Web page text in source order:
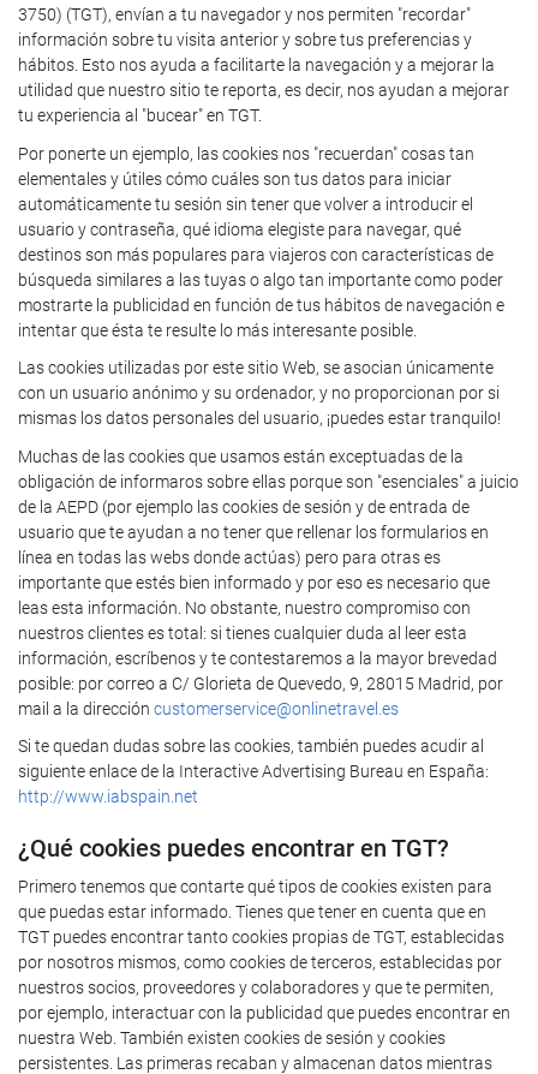
3750) (TGT), envían a tu navegador y nos permiten "recordar"
información sobre tu visita anterior y sobre tus preferencias y
hábitos. Esto nos ayuda a facilitarte la navegación y a mejorar la
utilidad que nuestro sitio te reporta, es decir, nos ayudan a mejorar
tu experiencia al "bucear" en TGT.
Por ponerte un ejemplo, las cookies nos "recuerdan" cosas tan
elementales y útiles cómo cuáles son tus datos para iniciar
automáticamente tu sesión sin tener que volver a introducir el
usuario y contraseña, qué idioma elegiste para navegar, qué
destinos son más populares para viajeros con características de
búsqueda similares a las tuyas o algo tan importante como poder
mostrarte la publicidad en función de tus hábitos de navegación e
intentar que ésta te resulte lo más interesante posible.
Las cookies utilizadas por este sitio Web, se asocian únicamente
con un usuario anónimo y su ordenador, y no proporcionan por si
mismas los datos personales del usuario, ¡puedes estar tranquilo!
Muchas de las cookies que usamos están exceptuadas de la
obligación de informaros sobre ellas porque son "esenciales" a juicio
de la AEPD (por ejemplo las cookies de sesión y de entrada de
usuario que te ayudan a no tener que rellenar los formularios en
línea en todas las webs donde actúas) pero para otras es
importante que estés bien informado y por eso es necesario que
leas esta información. No obstante, nuestro compromiso con
nuestros clientes es total: si tienes cualquier duda al leer esta
información, escríbenos y te contestaremos a la mayor brevedad
posible: por correo a C/ Glorieta de Quevedo, 9, 28015 Madrid, por
mail a la dirección customerservice@onlinetravel.es
Si te quedan dudas sobre las cookies, también puedes acudir al
siguiente enlace de la Interactive Advertising Bureau en España:
http://www.iabspain.net
¿Qué cookies puedes encontrar en TGT?
Primero tenemos que contarte qué tipos de cookies existen para
que puedas estar informado. Tienes que tener en cuenta que en
TGT puedes encontrar tanto cookies propias de TGT, establecidas
por nosotros mismos, como cookies de terceros, establecidas por
nuestros socios, proveedores y colaboradores y que te permiten,
por ejemplo, interactuar con la publicidad que puedes encontrar en
nuestra Web. También existen cookies de sesión y cookies
persistentes. Las primeras recaban y almacenan datos mientras